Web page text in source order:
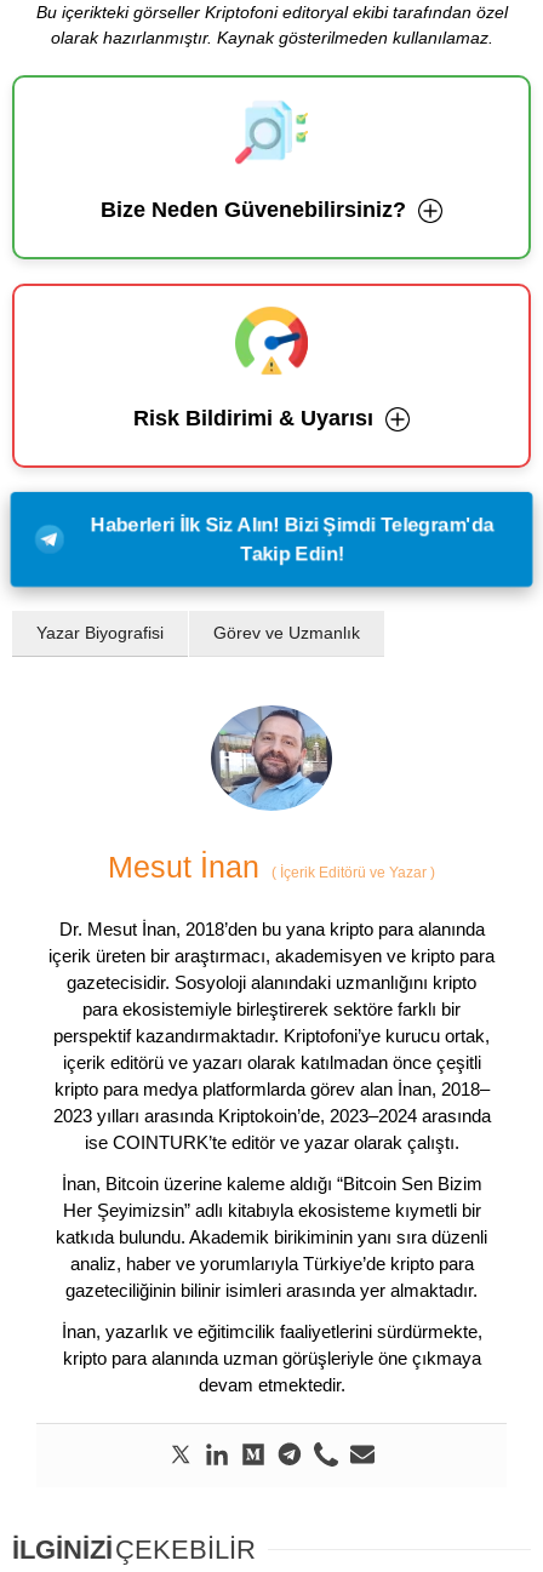
Bu içerikteki görseller Kriptofoni editoryal ekibi tarafından özel
olarak hazırlanmıştır. Kaynak gösterilmeden kullanılamaz.
Bize Neden Güvenebilirsiniz?
Risk Bildirimi & Uyarısı
Haberleri İlk Siz Alın! Bizi Şimdi Telegram'da
Takip Edin!
Yazar Biyografisi Görev ve Uzmanlık
Mesut İnan ( İçerik Editörü ve Yazar )
Dr. Mesut İnan, 2018’den bu yana kripto para alanında
içerik üreten bir araştırmacı, akademisyen ve kripto para
gazetecisidir. Sosyoloji alanındaki uzmanlığını kripto
para ekosistemiyle birleştirerek sektöre farklı bir
perspektif kazandırmaktadır. Kriptofoni’ye kurucu ortak,
içerik editörü ve yazarı olarak katılmadan önce çeşitli
kripto para medya platformlarda görev alan İnan, 2018–
2023 yılları arasında Kriptokoin’de, 2023–2024 arasında
ise COINTURK’te editör ve yazar olarak çalıştı.
İnan, Bitcoin üzerine kaleme aldığı “Bitcoin Sen Bizim
Her Şeyimizsin” adlı kitabıyla ekosisteme kıymetli bir
katkıda bulundu. Akademik birikiminin yanı sıra düzenli
analiz, haber ve yorumlarıyla Türkiye’de kripto para
gazeteciliğinin bilinir isimleri arasında yer almaktadır.
İnan, yazarlık ve eğitimcilik faaliyetlerini sürdürmekte,
kripto para alanında uzman görüşleriyle öne çıkmaya
devam etmektedir.
İLGİNİZİÇEKEBİLİR